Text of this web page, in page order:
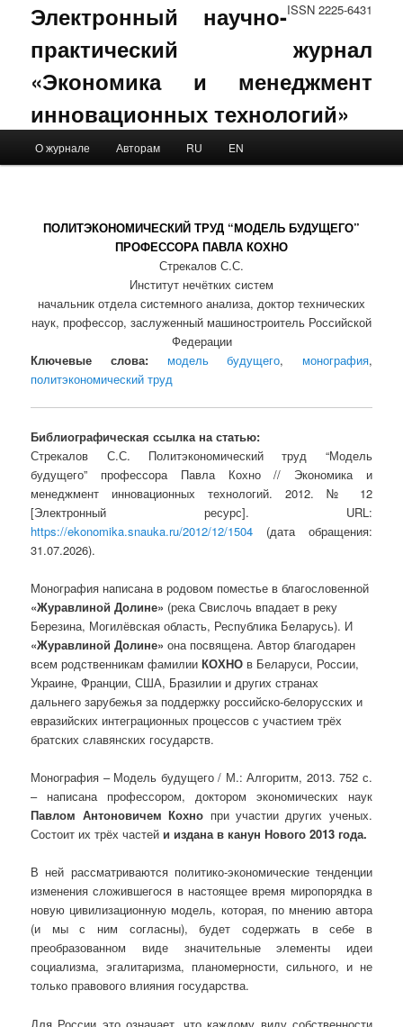
ISSN 2225-6431
Электронный научно-
практический журнал
«Экономика и менеджмент
инновационных технологий»
Skip to primary content
Skip to secondary content
О журнале Авторам RU EN
ПОЛИТЭКОНОМИЧЕСКИЙ ТРУД “МОДЕЛЬ БУДУЩЕГО”
ПРОФЕССОРА ПАВЛА КОХНО
Стрекалов С.С.
Институт нечётких систем
начальник отдела системного анализа, доктор технических
наук, профессор, заслуженный машиностроитель Российской
Федерации
Ключевые слова:
модель будущего, монография,
политэкономический труд
Библиографическая ссылка на статью:
Стрекалов С.С. Политэкономический труд “Модель
будущего” профессора Павла Кохно // Экономика и
менеджмент инновационных технологий. 2012. № 12
[Электронный ресурс]. URL:
https://ekonomika.snauka.ru/2012/12/1504 (дата обращения:
31.07.2026).
Монография написана в родовом поместье в благословенной
«Журавлиной Долине» (река Свислочь впадает в реку
Березина, Могилёвская область, Республика Беларусь). И
«Журавлиной Долине»она посвящена. Автор благодарен
всем родственникам фамилииКОХНО в Беларуси, России,
Украине, Франции, США, Бразилии и других странах
дальнего зарубежья за поддержку российско-белорусских и
евразийских интеграционных процессов с участием трёх
братских славянских государств.
Монография – Модель будущего / М.: Алгоритм, 2013. 752 с.
– написана профессором, доктором экономических наук
Павлом Антоновичем Кохно при участии других ученых.
Состоит их трёх частей и издана в канун Нового 2013 года.
В ней рассматриваются политико-экономические тенденции
изменения сложившегося в настоящее время миропорядка в
новую цивилизационную модель, которая, по мнению автора
(и мы с ним согласны), будет содержать в себе в
преобразованном виде значительные элементы идеи
социализма, эгалитаризма, планомерности, сильного, и не
только правового влияния государства.
Для России это означает, что каждому виду собственности